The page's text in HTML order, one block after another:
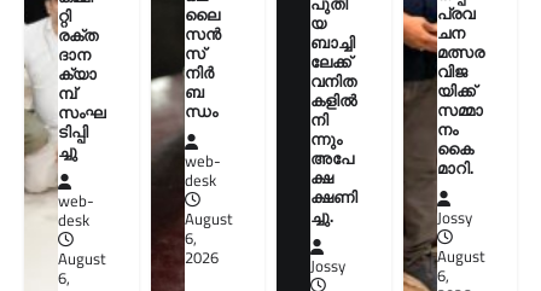
റ്റി
രക്ത
ദാന
ക്യാ
മ്പ്
സംഘ
ടിപ്പി
ച്ചു
web-
desk
August
6,
ലൈ
സൻ
സ്
നിർ
ബ
ന്ധം
web-
desk
August
6,
2026
യ
ബാച്ചി
ലേക്ക്
വനിത
കളിൽ
നി
ന്നും
അപേ
ക്ഷ
ക്ഷണി
ച്ചു.
Jossy
പ്രവ
ചന
മത്സര
വിജ
യിക്ക്
സമ്മാ
നം
കൈ
മാറി.
Jossy
August
6,